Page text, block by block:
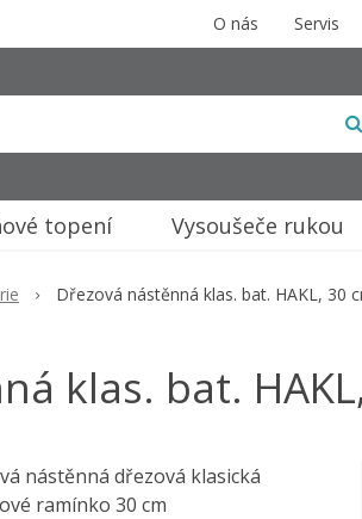
O nás Servis
topení Vysoušeče rukou
Dřezová nástěnná klas. bat. HAKL, 30
klas. bat.
nástěnná dřezová klasická
ramínko 30 cm